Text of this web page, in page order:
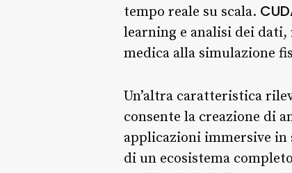
tempo reale su scala.
learning e analisi dei
medica alla simulazione
Un’altra caratteristica
consente la creazione di
applicazioni immersive
di un ecosistema